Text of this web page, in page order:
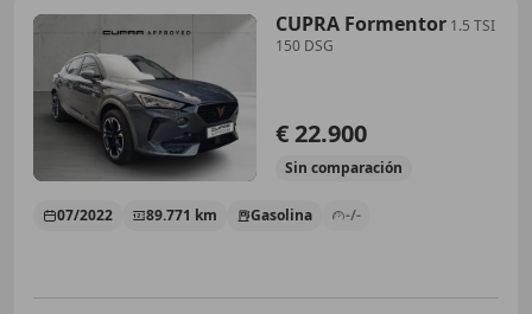
CUPRA Formentor 1.5 TSI
150 DSG
€ 22.900
Sin comparación
07/2022 89.771 km Gasolina -/-